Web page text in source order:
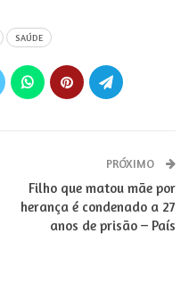
SAÚDE
PRÓXIMO
Filho que matou mãe por
herança é condenado a 27
anos de prisão – País